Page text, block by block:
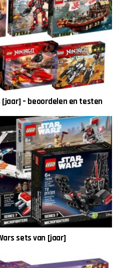
[jaar] – beoordelen en testen
sets van [jaar]